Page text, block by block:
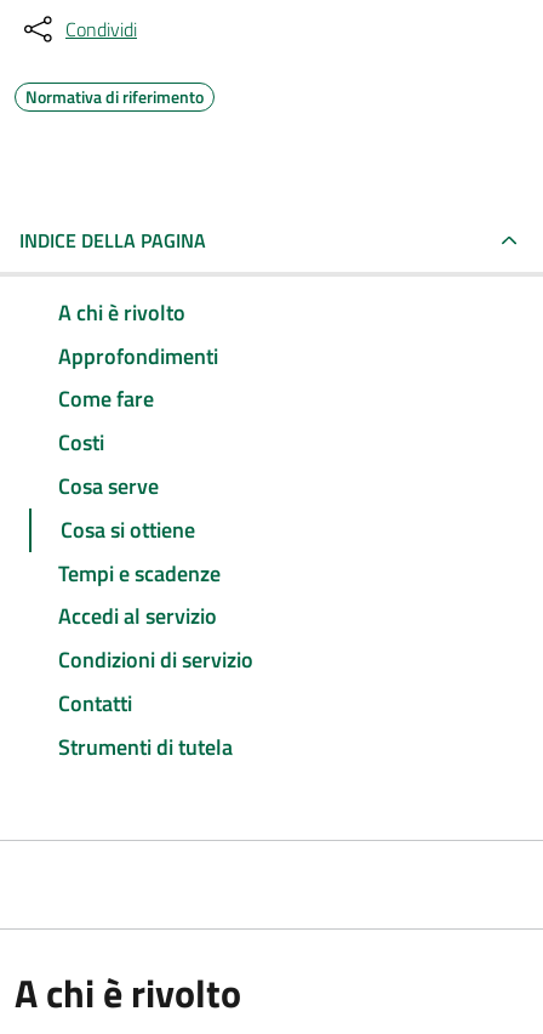
Condividi
Normativa di riferimento
INDICE DELLA PAGINA
A chi è rivolto
Approfondimenti
Come fare
Costi
Cosa serve
Cosa si ottiene
Tempi e scadenze
Accedi al servizio
Condizioni di servizio
Contatti
Strumenti di tutela
A chi è rivolto